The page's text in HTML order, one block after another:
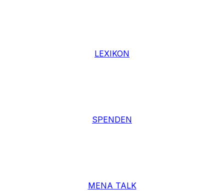
LEXIKON
SPENDEN
MENA TALK